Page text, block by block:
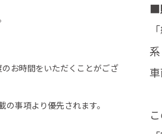
お時間をいただくことがござ
事項より優先されます。
■